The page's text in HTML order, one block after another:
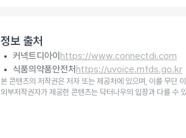
정보 출처
커넥트디아이 https://www.connectdi.com
식품의약품안전처 https://uvoice.mfds.go.kr
본 콘텐츠의 저작권은 저자 또는 제공처에 있으며, 이를 무단
외부저작권자가 제공한 콘텐츠는 닥터나우의 입장과 다를 수